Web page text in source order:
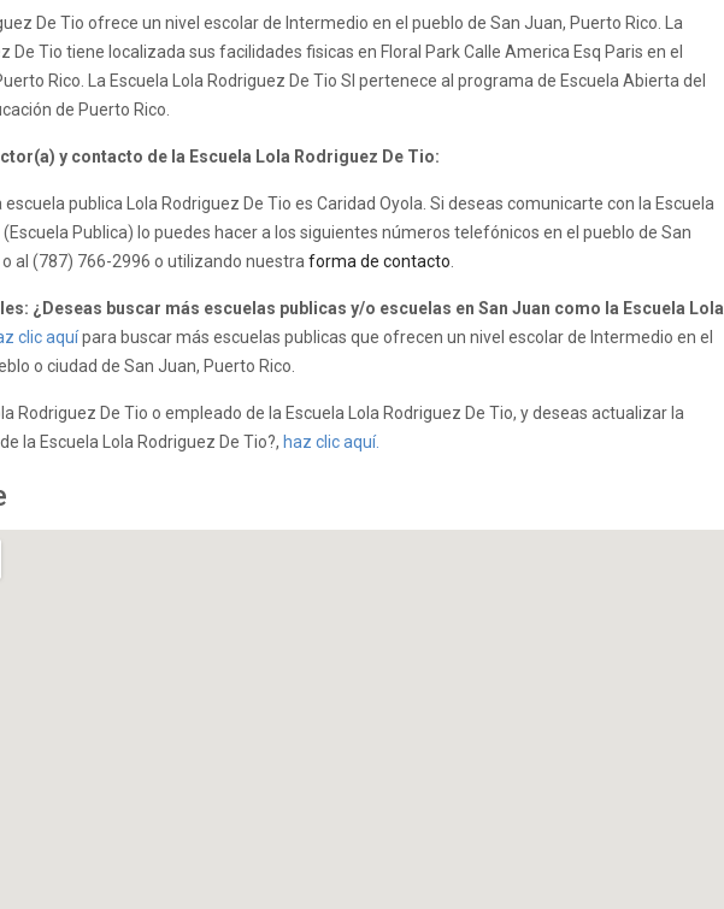
De Tio ofrece un nivel escolar de Intermedio en el pueblo de San Juan, Puerto Rico. La
De Tio tiene localizada sus facilidades fisicas en Floral Park Calle America Esq Paris en el
Rico. La Escuela Lola Rodriguez De Tio SI pertenece al programa de Escuela Abierta del
de Puerto Rico.
y contacto de la Escuela Lola Rodriguez De Tio:
escuela publica Lola Rodriguez De Tio es Caridad Oyola. Si deseas comunicarte con la Escuela
(Escuela Publica) lo puedes hacer a los siguientes números telefónicos en el pueblo de San
al (787) 766-2996 o utilizando nuestra forma de contacto
¿Deseas buscar más escuelas publicas y/o escuelas en San Juan como la Escuela Lola
clic aquípara buscar más escuelas publicas que ofrecen un nivel escolar de Intermedio en el
o ciudad de San Juan, Puerto Rico.
Rodriguez De Tio o empleado de la Escuela Lola Rodriguez De Tio, y deseas actualizar la
la Escuela Lola Rodriguez De Tio?, haz clic aquí.